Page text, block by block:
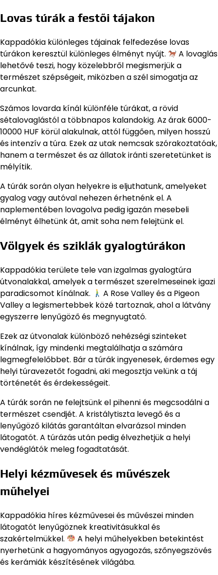
Lovas túrák a festői tájakon
Kappadókia különleges tájainak felfedezése lovas
túrákon keresztül különleges élményt nyújt.
A lovaglás
lehetővé teszi, hogy közelebbről megismerjük a
természet szépségeit, miközben a szél simogatja az
arcunkat.
Számos lovarda kínál különféle túrákat, a rövid
sétalovaglástól a többnapos kalandokig. Az árak 6000-
10000 HUF körül alakulnak, attól függően, milyen hosszú
és intenzív a túra. Ezek az utak nemcsak szórakoztatóak,
hanem a természet és az állatok iránti szeretetünket is
mélyítik.
A túrák során olyan helyekre is eljuthatunk, amelyeket
gyalog vagy autóval nehezen érhetnénk el. A
naplementében lovagolva pedig igazán mesebeli
élményt élhetünk át, amit soha nem felejtünk el.
Völgyek és sziklák gyalogtúrákon
Kappadókia területe tele van izgalmas gyalogtúra
útvonalakkal, amelyek a természet szerelmeseinek igazi
paradicsomot kínálnak.
A Rose Valley és a Pigeon
Valley a legismertebbek közé tartoznak, ahol a látvány
egyszerre lenyűgöző és megnyugtató.
Ezek az útvonalak különböző nehézségi szinteket
kínálnak, így mindenki megtalálhatja a számára
legmegfelelőbbet. Bár a túrák ingyenesek, érdemes egy
helyi túravezetőt fogadni, aki megosztja velünk a táj
történetét és érdekességeit.
A túrák során ne felejtsünk el pihenni és megcsodálni a
természet csendjét. A kristálytiszta levegő és a
lenyűgöző kilátás garantáltan elvarázsol minden
látogatót. A túrázás után pedig élvezhetjük a helyi
vendéglátók meleg fogadtatását.
Helyi kézművesek és művészek
műhelyei
Kappadókia híres kézművesei és művészei minden
látogatót lenyűgöznek kreativitásukkal és
szakértelmükkel.
A helyi műhelyekben betekintést
nyerhetünk a hagyományos agyagozás, szőnyegszövés
és kerámiák készítésének világába.